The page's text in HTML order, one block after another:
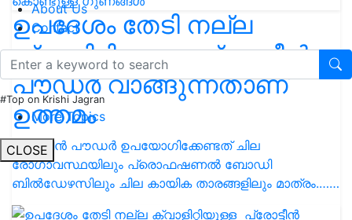
About Us
Contact
#Top on Krishi Jagran
More Topics
CLOSE
ഉപദേശം തേടി നല്ല
ക്വാളിറ്റിയുള്ള പ്രോട്ടീൻ
പൗഡർ വാങ്ങുന്നതാണ്
ഉത്തമം
പ്രോട്ടീൻ പൗഡർ ഉപയോഗിക്കേണ്ടത് ചില
രോഗാവസ്ഥയിലും പ്രൊഫഷണൽ ബോഡി
ബിൽഡേഴ‌സിലും ചില കായിക താരങ്ങളിലും മാത്രം.……